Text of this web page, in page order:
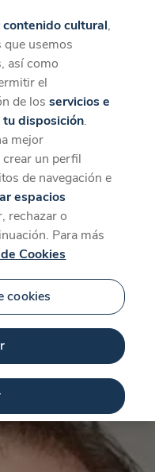
la App
Descargar
cultural,
que usemos
así como
el
de losservicios e
disposición.
mejor
crear un perfil
de navegación e
espacios
rechazar o
Para más
Cookies
cookies